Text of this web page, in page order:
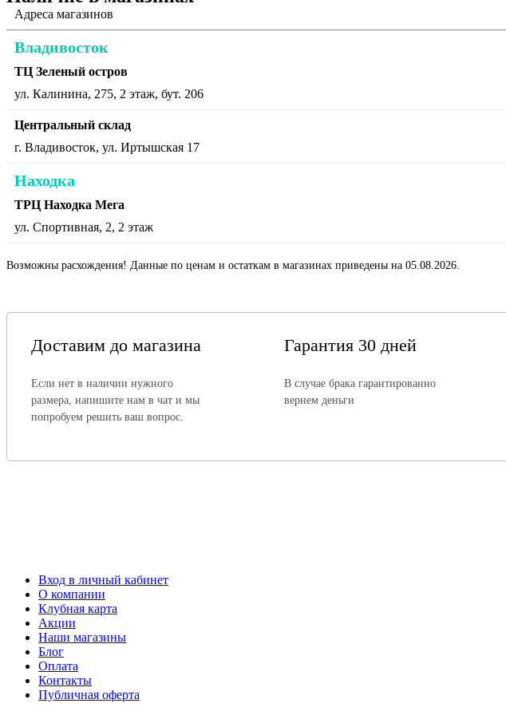
Адреса магазинов
Владивосток
ТЦ Зеленый остров
ул. Калинина, 275, 2 этаж, бут. 206
Центральный склад
г. Владивосток, ул. Иртышская 17
Находка
ТРЦ Находка Мега
ул. Спортивная, 2, 2 этаж
Возможны расхождения! Данные по ценам и остаткам в магазинах приведены на 05.08.2026.
Доставим до магазина
Если нет в наличии нужного
размера, напишите нам в чат и мы
попробуем решить ваш вопрос.
Гарантия 30 дней
В случае брака гарантированно
вернем деньги
Вход в личный кабинет
О компании
Клубная карта
Акции
Наши магазины
Блог
Оплата
Контакты
Публичная оферта